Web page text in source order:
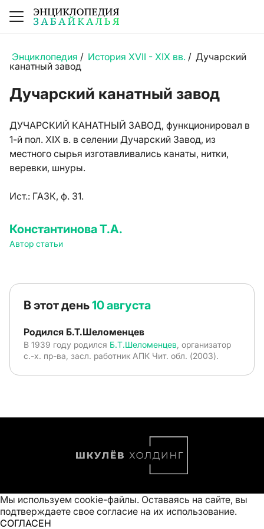
Энциклопедия / История XVII - XIX вв. / Дучарский
канатный завод
Дучарский канатный завод
ДУЧАРСКИЙ КАНАТНЫЙ ЗАВОД, функционировал в
1-й пол. XIX в. в селении Дучарский Завод, из
местного сырья изготавливались канаты, нитки,
веревки, шнуры.
Ист.: ГАЗК, ф. 31.
Константинова Т.А.
Автор статьи
В этот день10 августа
Родился Б.Т.Шеломенцев
В 1939 году родился Б.Т.Шеломенцев , организатор
с.-х. пр-ва, засл. работник АПК Чит. обл. (2003).
Мы используем cookie-файлы. Оставаясь на сайте, вы
подтверждаете свое согласие на их использование.
СОГЛАСЕН